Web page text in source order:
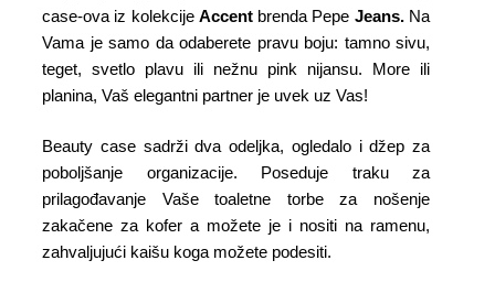
case-ova iz kolekcije Accent brenda Pepe Jeans.Na
Vama je samo da odaberete pravu boju: tamno sivu,
teget, svetlo plavu ili nežnu pink nijansu. More ili
planina, Vaš elegantni partner je uvek uz Vas!
Beauty case sadrži dva odeljka, ogledalo i džep za
poboljšanje organizacije. Poseduje traku za
prilagođavanje Vaše toaletne torbe za nošenje
zakačene za kofer a možete je i nositi na ramenu,
zahvaljujući kaišu koga možete podesiti.